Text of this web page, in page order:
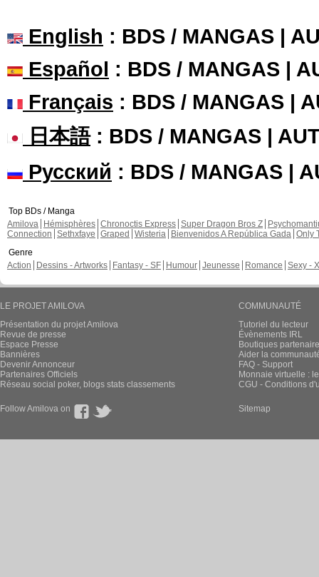
English : BDS / MANGAS |
Español : BDS / MANGAS |
Français : BDS / MANGAS |
日本語: BDS / MANGAS |
Русский : BDS / MANGAS |
Top BDs / Manga
Amilova
Hémisphères Chronoctis Express Super Dragon Bros Z
Connection Sethxfaye Graped Wisteria Bienvenidos A República Gada Only
Genre
Action
Dessins - Artworks Fantasy - SF Humour Jeunesse Romance Sexy -
LE PROJET AMILOVA
Présentation du projet Amilova
Revue de presse
Espace Presse
Bannières
Devenir Annonceur
Partenaires Officiels
Réseau social poker, blogs stats classements
COMMUNAUTÉ
Tutoriel du lecteur
Évènements IRL
Boutiques
Aider la
FAQ - Support
Monnaie virtuelle :
CGU - Conditions
Follow Amilova on Sitemap